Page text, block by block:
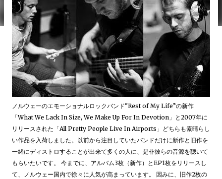
ノルウェーのエモーショナルロックバンド"Rest of My Life”の新作
「What We Lack In Size, We Make Up For In Devotion」と2007年に
リリースされた「All Pretty People Live In Airports」どちらも素晴らし
い作品を入荷しました。以前から注目していたバンドだけに新作と旧作を
一緒にディストロすることが出来て多くの人に、是非彼らの音源を聴いて
もらいたいです。 今までに、アルバム3枚（新作）とEP1枚をリリースし
て、ノルウェー国内で徐々に人気が高まっています。 因みに、旧作2枚の